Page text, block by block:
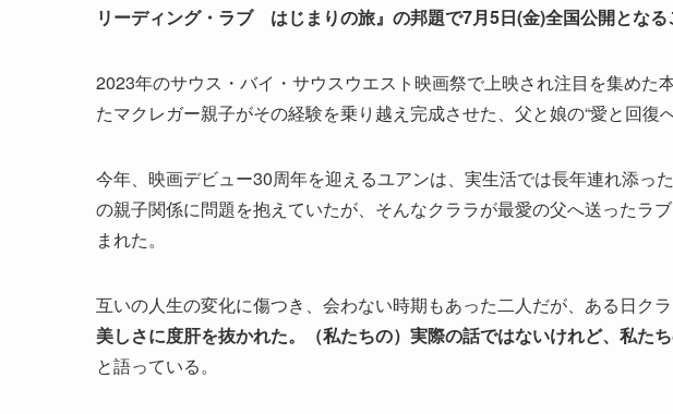
リーディング・ラブ はじまりの旅』の邦題で7月5日(金)全国公開となる
2023年のサウス・バイ・サウスウエスト映画祭で上映され注目を集めた
たマクレガー親子がその経験を乗り越え完成させた、父と娘の“愛と回復へ
今年、映画デビュー30周年を迎えるユアンは、実生活では長年連れ添っ
の親子関係に問題を抱えていたが、そんなクララが最愛の父へ送ったラ
まれた。
互いの人生の変化に傷つき、会わない時期もあった二人だが、ある日ク
美しさに度肝を抜かれた。（私たちの）実際の話ではないけれど、私た
と語っている。